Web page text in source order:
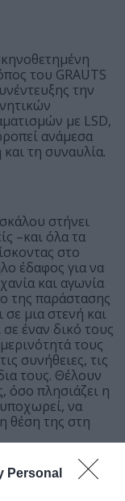
Personal
του GRAUTS
την
με LSD,
ανάμεσα
τη συναυλία.
στήνει
–και όλα τα
στο
έδαφος για να
και αγωνία
της παράστασης
μια στενή και
έναν δικό τους
τους
συνήθειες, τις
τους. Θέλουν
όσο πλησιάζει η
να
θέση της στη
«Σλήμαν III» |